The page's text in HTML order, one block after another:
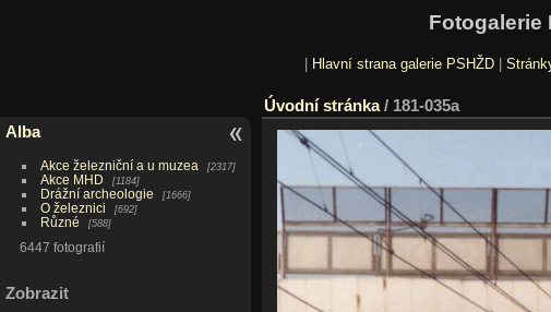
Fotogalerie
Hlavní strana galerie PSHŽD|
Alba
Akce železniční a u muzea 2317
Akce MHD 1184
Drážní archeologie 1666
O železnici 692
Různé 588
6447 fotografií
Zobrazit
Úvodní stránka/ 181-035a